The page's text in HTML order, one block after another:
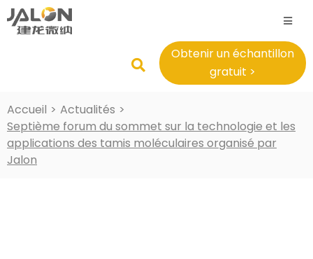
Obtenir un échantillon
gratuit >
Accueil > Actualités >
Septième forum du sommet sur la technologie et les
applications des tamis moléculaires organisé par
Jalon